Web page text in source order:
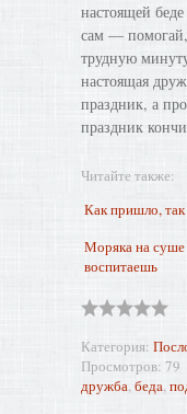
настоящей
сам —
трудную
настоящая
праздник, а
праздник
Читайте также:
Как пришло,
Моряка на суше
воспитаешь
Категория:
Просмотров: 79
дружба,бедa,